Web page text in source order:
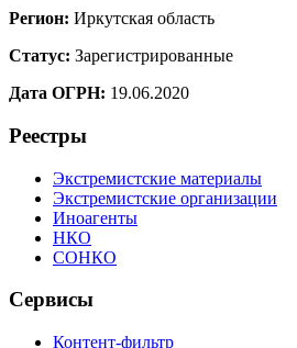
Регион: Иркутская область
Статус: Зарегистрированные
Дата ОГРН: 19.06.2020
Реестры
Экстремистские материалы
Экстремистские организации
Иноагенты
НКО
СОНКО
Сервисы
Контент-фильтр